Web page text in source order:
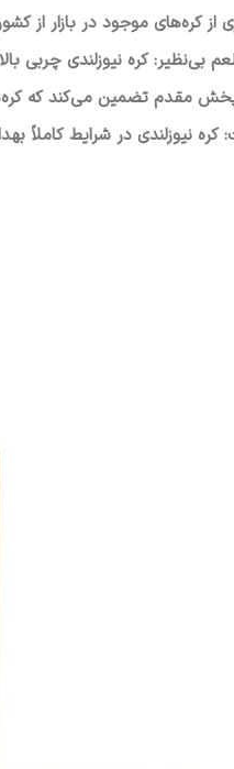
از کره‌های موجود در بازار از
بی‌نظیر: کره نیوزلندی چربی
مقدم تضمین می‌کند که
نیوزلندی در شرایط کاملاً